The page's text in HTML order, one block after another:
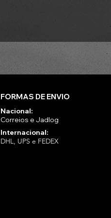
FORMAS DE ENVIO
Nacional:
Correios e Jadlog
Internacional:
DHL, UPS e FEDEX